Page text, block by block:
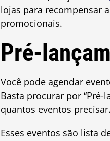
lojas para recompensar
promocionais.
Pré-
Você pode agendar
Basta procurar por “Pré-
quantos eventos precisar.
Esses eventos são lista